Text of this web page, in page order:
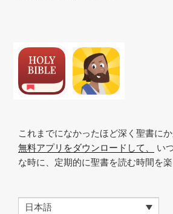
ン
これまでになかったほど深く聖書にか
無料アプリをダウンロードして、
い
な時に、定期的に聖書を読む時間を楽
日本語